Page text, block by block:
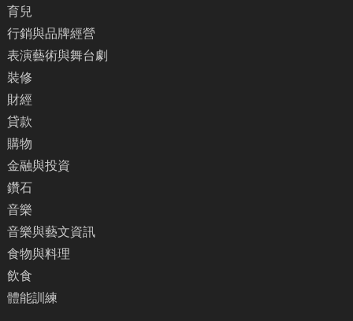
育兒
行銷與品牌經營
表演藝術與舞台劇
裝修
財經
貸款
購物
金融與投資
鑽石
音樂
音樂與藝文資訊
食物與料理
飲食
體能訓練